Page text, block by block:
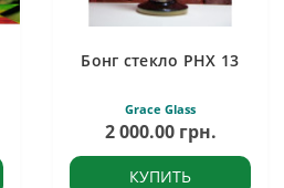
Бонг стекло PHX 13
Grace Glass
2 000.00 грн.
КУПИТЬ